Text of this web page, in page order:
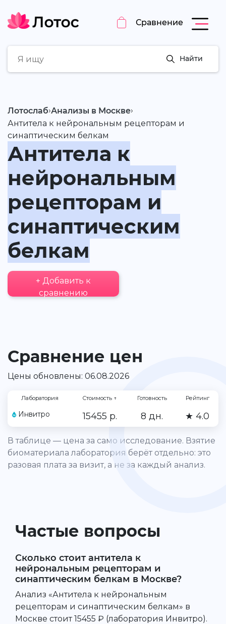
Сравнение
Найти
Лотослаб›Анализы в Москве›
Антитела к нейрональным рецепторам и
синаптическим белкам
Антитела к
нейрональным
рецепторам и
синаптическим
белкам
+ Добавить к
сравнению
Сравнение цен
Цены обновлены: 06.08.2026
Лаборатория Стоимость ↑ Готовность Рейтинг
Инвитро 15455 р. 8 дн. ★ 4.0
В таблице — цена за само исследование. Взятие
биоматериала лаборатория берёт отдельно: это
разовая плата за визит, а не за каждый анализ.
Частые вопросы
Сколько стоит антитела к
нейрональным рецепторам и
синаптическим белкам в Москве?
Анализ «Антитела к нейрональным
рецепторам и синаптическим белкам» в
Москве стоит 15455 ₽ (лаборатория Инвитро).